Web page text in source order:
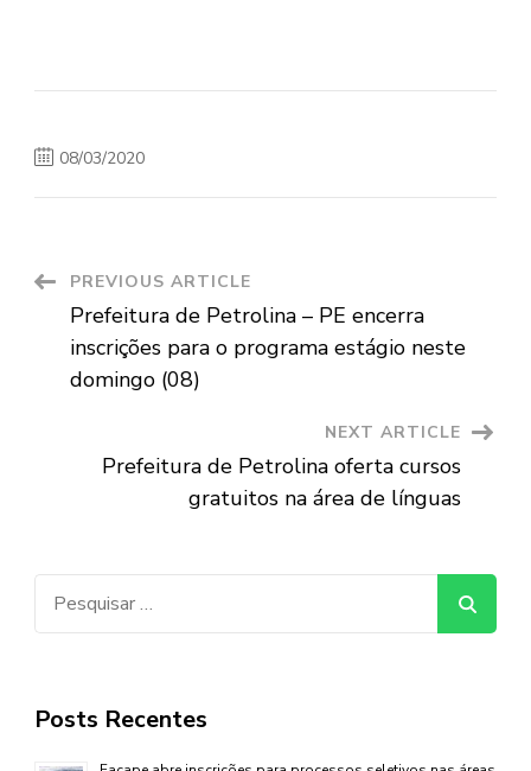
08/03/2020
Post
Navigation
PREVIOUS ARTICLE
Prefeitura de Petrolina – PE encerra
inscrições para o programa estágio neste
domingo (08)
NEXT ARTICLE
Prefeitura de Petrolina oferta cursos
gratuitos na área de línguas
Posts Recentes